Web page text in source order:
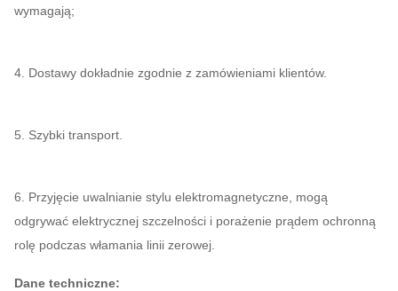
wymagają;
4. Dostawy dokładnie zgodnie z zamówieniami klientów.
5. Szybki transport.
6. Przyjęcie uwalnianie stylu elektromagnetyczne, mogą
odgrywać elektrycznej szczelności i porażenie prądem ochronną
rolę podczas włamania linii zerowej.
Dane techniczne: